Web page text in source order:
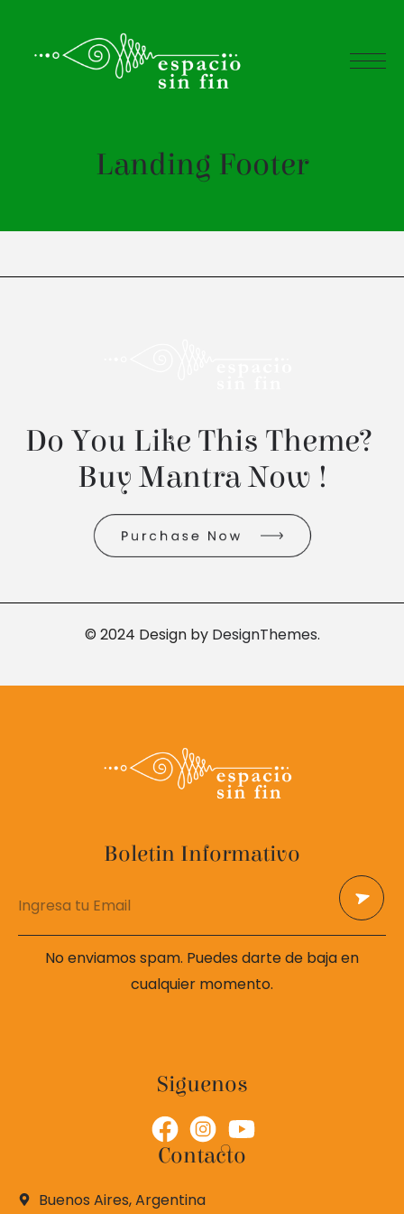
Landing Footer
Do You Like This Theme?
Buy Mantra Now !
Purchase Now
© 2024 Design by DesignThemes.
Boletin Informativo
No enviamos spam. Puedes darte de baja en
cualquier momento.
Siguenos
Contacto
Buenos Aires, Argentina